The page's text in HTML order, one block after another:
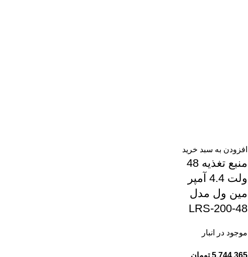
افزودن به سبد خرید
منبع تغذیه 48
ولت 4.4 آمپر
مین ول مدل
LRS-200-48
موجود در انبار
5,744,365 تومان